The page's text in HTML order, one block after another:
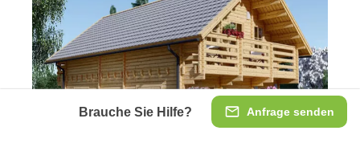
Anfrage senden
Brauche Sie Hilfe?